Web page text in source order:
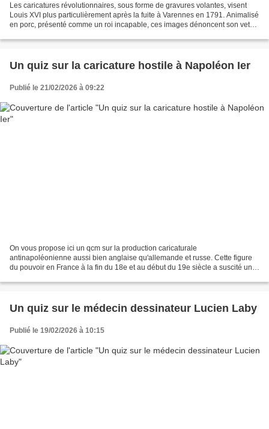
Les caricatures révolutionnaires, sous forme de gravures volantes, visent
Louis XVI plus particulièrement après la fuite à Varennes en 1791. Animalisé
en porc, présenté comme un roi incapable, ces images dénoncent son veto
Un quiz sur la caricature hostile à Napoléon Ier
Publié le 21/02/2026 à 09:22
On vous propose ici un qcm sur la production caricaturale
antinapoléonienne aussi bien anglaise qu'allemande et russe. Cette figure
du pouvoir en France à la fin du 18e et au début du 19e siècle a suscité un
Un quiz sur le médecin dessinateur Lucien Laby
Publié le 19/02/2026 à 10:15